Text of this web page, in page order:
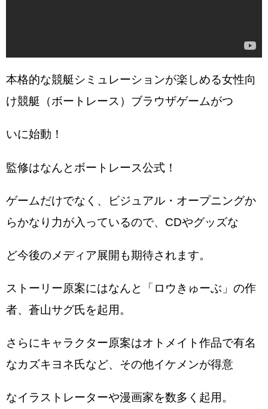
本格的な競艇シミュレーションが楽しめる女性向
け競艇（ボートレース）ブラウザゲームがつ
いに始動！
監修はなんとボートレース公式！
ゲームだけでなく、ビジュアル・オープニングか
らかなり力が入っているので、CDやグッズな
ど今後のメディア展開も期待されます。
ストーリー原案にはなんと「ロウきゅーぶ」の作
者、蒼山サグ氏を起用。
さらにキャラクター原案はオトメイト作品で有名
なカズキヨネ氏など、その他イケメンが得意
なイラストレーターや漫画家を数多く起用。